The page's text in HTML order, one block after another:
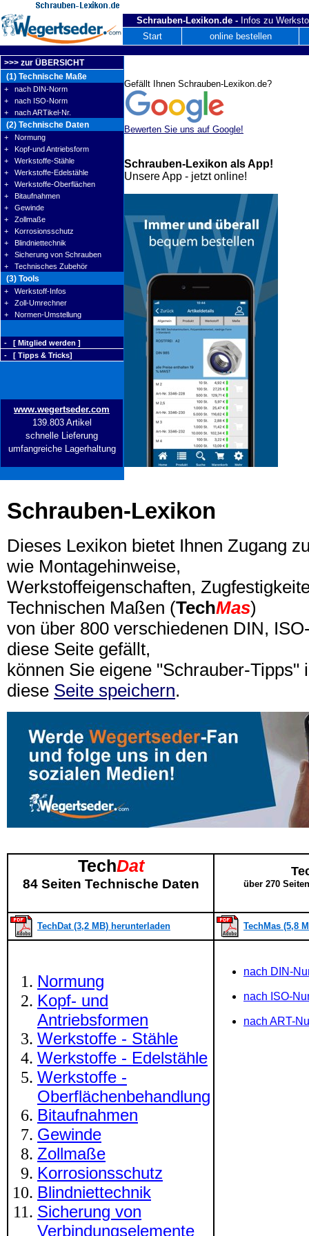
Schrauben-Lexikon.de - Infos zu
Start
online bestellen
>>> zur ÜBERSICHT
(1) Technische Maße
+ nach DIN-Norm
+ nach ISO-Norm
+ nach ARTikel-Nr.
(2) Technische Daten
+ Normung
+ Kopf-und Antriebsform
+ Werkstoffe-Stähle
+ Werkstoffe-Edelstähle
+ Werkstoffe-Oberflächen
+ Bitaufnahmen
+ Gewinde
+ Zollmaße
+ Korrosionsschutz
+ Blindniettechnik
+ Sicherung von Schrauben
+ Technisches Zubehör
(3) Tools
+ Werkstoff-Infos
+ Zoll-Umrechner
+ Normen-Umstellung
- [ Mitglied werden ]
- [ Tipps & Tricks]
www.wegertseder.com
139.803 Artikel
schnelle Lieferung
umfangreiche Lagerhaltung
Schrauben-Lexikon
Dieses Lexikon bietet Ihnen Zugang
wie Montagehinweise,
Werkstoffeigenschaften,
Technischen Maßen (TechMas)
von über 800 verschiedenen DIN,
diese Seite gefällt,
können Sie eigene "Schrauber-Tipps"
diese Seite speichern.
TechDat
84 Seiten Technische Daten über 270
TechDat (3,2 MB) herunterladen TechMas (5,8
Normung
Kopf- und
Antriebsformen
Werkstoffe - Stähle
Werkstoffe - Edelstähle
Werkstoffe -
Oberflächenbehandlung
Bitaufnahmen
Gewinde
Zollmaße
Korrosionsschutz
Blindniettechnik
Sicherung von
Verbindungselemente
nach DIN-
nach ISO-
nach ART-
Gefällt Ihnen Schrauben-Lexikon.de?
Bewerten Sie uns auf Google!
Schrauben-Lexikon als App!
Unsere App - jetzt online!